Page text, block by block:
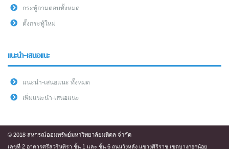
กระทู้ถามตอบทั้งหมด
ตั้งกระทู้ใหม่
แนะนำ-เสนอแนะ
แนะนำ-เสนอแนะ ทั้งหมด
เพิ่มแนะนำ-เสนอแนะ
© 2018 สหกรณ์ออมทรัพย์มหาวิทยาลัยมหิดล จำกัด
เลขที่ 2 อาคารศรีสวรินทิรา ชั้น 1 และ ชั้น 6 ถนนวังหลัง แขวงศิริราช เขตบางกอกน้อย